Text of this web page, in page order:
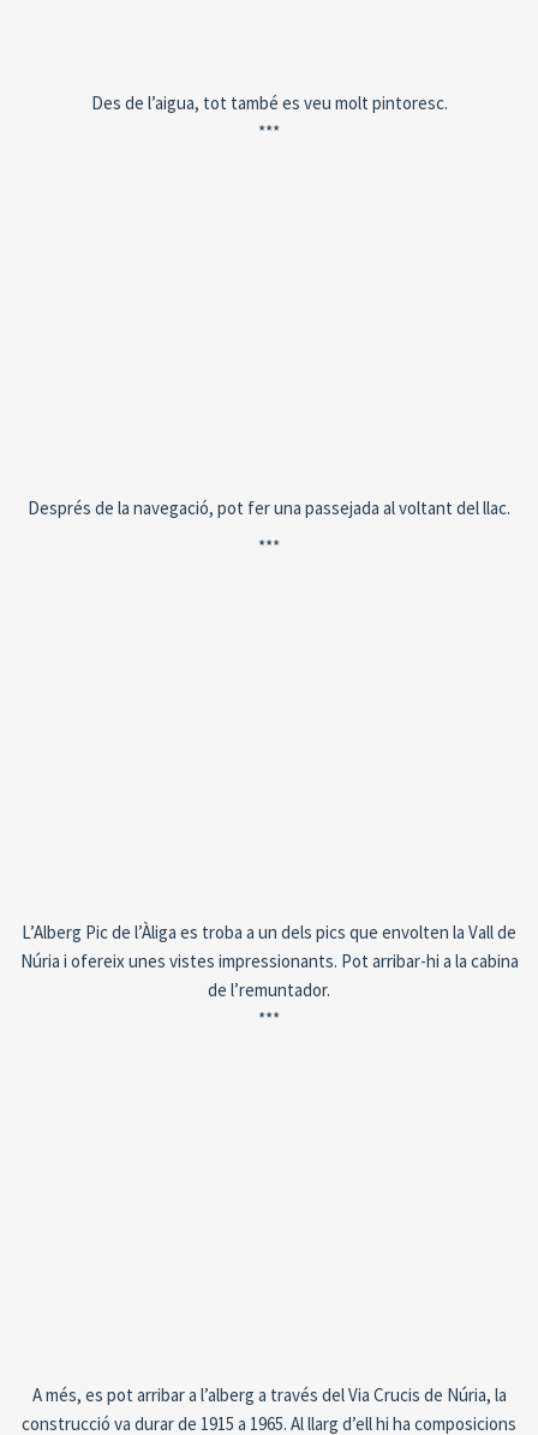
Des de l’aigua, tot també es veu molt pintoresc.
***
Després de la navegació, pot fer una passejada al voltant del llac.
***
L’Alberg Pic de l’Àliga es troba a un dels pics que envolten la Vall de
Núria i ofereix unes vistes impressionants. Pot arribar-hi a la cabina
de l’remuntador.
***
A més, es pot arribar a l’alberg a través del Via Crucis de Núria, la
construcció va durar de 1915 a 1965. Al llarg d’ell hi ha composicions